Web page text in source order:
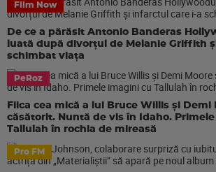
Film Now
De ce a părăsit Antonio Banderas
luată după divorțul de Melanie Griffith
schimbat viața
PeRoz
Fiica cea mică a lui Bruce Willis și Demi
căsătorit. Nuntă de vis în Idaho.
Tallulah în rochia de mireasă
Pro FM